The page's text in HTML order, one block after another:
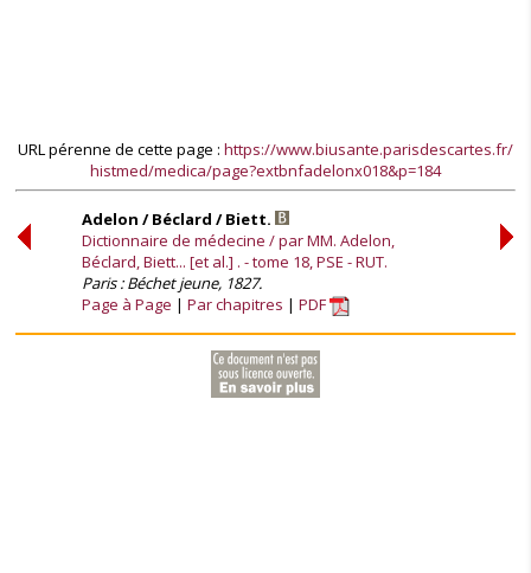
URL pérenne de cette page : https://www.biusante.parisdescartes.fr/
histmed/medica/page?extbnfadelonx018&p=184
Adelon / Béclard / Biett.
Dictionnaire de médecine / par MM. Adelon,
Béclard, Biett... [et al.] . - tome 18, PSE - RUT.
Paris : Béchet jeune, 1827.
Page à Page
Par chapitres PDF